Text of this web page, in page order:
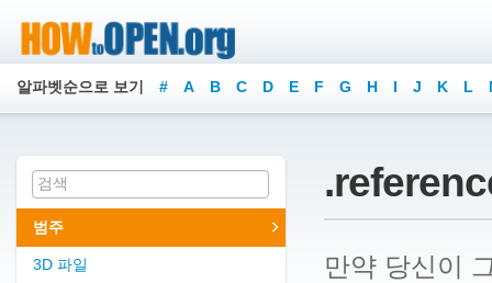
알파벳순으로 보기 # A B C D E F G H I J K L
범주
3D 파일
만약 당신이